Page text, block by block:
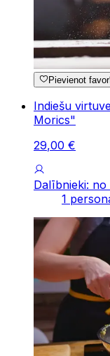
Pievienot
Indiešu
Morics"
29,00 €
Dalībnieki: no
1